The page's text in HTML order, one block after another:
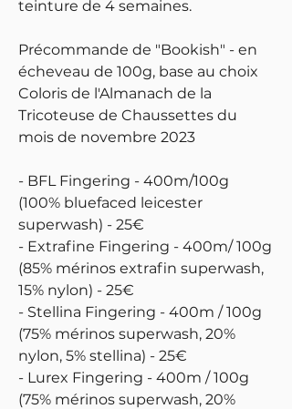
teinture de 4 semaines.
Précommande de "Bookish" - en
écheveau de 100g, base au choix
Coloris de l'Almanach de la
Tricoteuse de Chaussettes du
mois de novembre 2023
- BFL Fingering - 400m/100g
(100% bluefaced leicester
superwash) - 25€
- Extrafine Fingering - 400m/ 100g
(85% mérinos extrafin superwash,
15% nylon) - 25€
- Stellina Fingering - 400m / 100g
(75% mérinos superwash, 20%
nylon, 5% stellina) - 25€
- Lurex Fingering - 400m / 100g
(75% mérinos superwash, 20%